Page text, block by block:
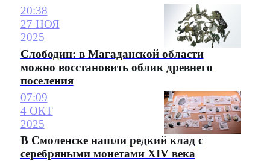
20:38
27 НОЯ
2025
Слободин: в Магаданской области
можно восстановить облик древнего
поселения
07:09
4 ОКТ
2025
В Смоленске нашли редкий клад с
серебряными монетами XIV века